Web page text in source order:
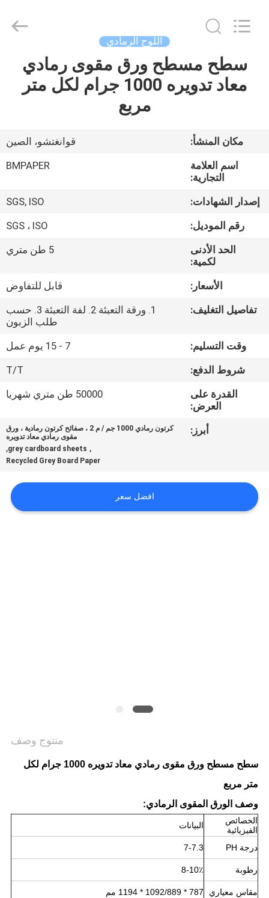
المنزل
معلومات
جولة
المصنع
مراقبة
الجودة
اتصل
أخبار
الموقع
BMPAPER
CO.,LTD.
اللوح الرمادي
سطح مسطح ورق مقوى رمادي
معاد تدويره 1000 جرام لكل متر
مربع
مكان المنشأ:
قوانغتشو، الصين
اسم العلامة
التجارية:
BMPAPER
إصدار الشهادات:
SGS, ISO
رقم الموديل:
SGS ، ISO
الحد الأدنى
لكمية:
5 طن متري
الأسعار:
قابل للتفاوض
تفاصيل التغليف:
1. ورقة التعبئة 2. لفة التعبئة 3. حسب
طلب الزبون
وقت التسليم:
7 - 15 يوم عمل
شروط الدفع:
T/T
القدرة على
العرض:
50000 طن متري شهريا
أبرز:
كرتون رمادي 1000 جم / م 2 ، صفائح كرتون رمادية ، ورق
مقوى رمادي معاد تدويره
,
grey cardboard sheets
,
Recycled Grey Board Paper
افضل سعر
منتوج وصف
سطح مسطح ورق مقوى رمادي معاد تدويره 1000 جرام لكل
متر مربع
وصف الورق المقوى الرمادي:
الخصائص
الفيزيائية
البيانات
درجة PH 7-7.3
رطوبة 8-10٪
مقاس معياري 787 * 1092/889 * 1194 مم